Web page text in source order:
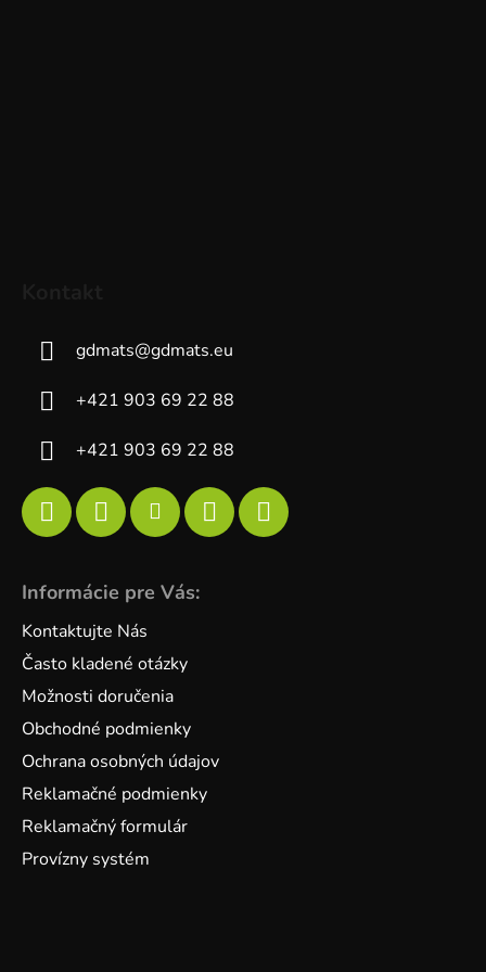
gdmats@gdmats.eu
+421 903 69 22 88
+421 903 69 22 88
Informácie pre Vás:
Kontaktujte Nás
Často kladené otázky
Možnosti doručenia
Obchodné podmienky
Ochrana osobných údajov
Reklamačné podmienky
Reklamačný formulár
Provízny systém